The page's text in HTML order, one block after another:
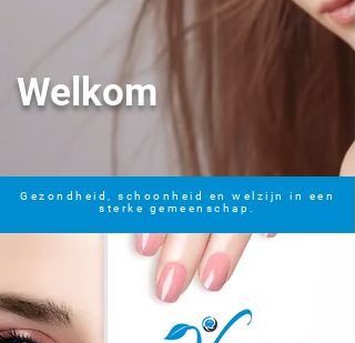
Welkom
Gezondheid, schoonheid en welzijn in een
sterke gemeenschap.